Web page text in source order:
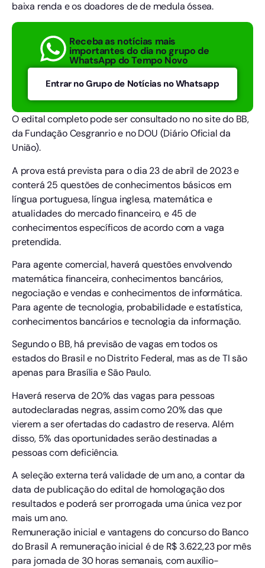
baixa renda e os doadores de de medula óssea.
Receba as notícias mais
importantes do dia no grupo de
WhatsApp do Tempo Novo
Entrar no Grupo de Notícias no Whatsapp
O edital completo pode ser consultado no no site do BB,
da Fundação Cesgranrio e no DOU (Diário Oficial da
União).
A prova está prevista para o dia 23 de abril de 2023 e
conterá 25 questões de conhecimentos básicos em
língua portuguesa, língua inglesa, matemática e
atualidades do mercado financeiro, e 45 de
conhecimentos específicos de acordo com a vaga
pretendida.
Para agente comercial, haverá questões envolvendo
matemática financeira, conhecimentos bancários,
negociação e vendas e conhecimentos de informática.
Para agente de tecnologia, probabilidade e estatística,
conhecimentos bancários e tecnologia da informação.
Segundo o BB, há previsão de vagas em todos os
estados do Brasil e no Distrito Federal, mas as de TI são
apenas para Brasília e São Paulo.
Haverá reserva de 20% das vagas para pessoas
autodeclaradas negras, assim como 20% das que
vierem a ser ofertadas do cadastro de reserva. Além
disso, 5% das oportunidades serão destinadas a
pessoas com deficiência.
A seleção externa terá validade de um ano, a contar da
data de publicação do edital de homologação dos
resultados e poderá ser prorrogada uma única vez por
mais um ano.
Remuneração inicial e vantagens do concurso do Banco
do Brasil A remuneração inicial é de R$ 3.622,23 por mês
para jornada de 30 horas semanais, com auxílio-